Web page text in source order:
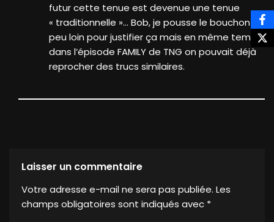
futur cette tenue est devenue une tenue
« traditionnelle »… Bob, je pousse le bouchon un
peu loin pour justifier ça mais en même temps
dans l’épisode FAMILY de TNG on pouvait déjà
reprocher des trucs similaires.
Laisser un commentaire
Votre adresse e-mail ne sera pas publiée. Les
champs obligatoires sont indiqués avec *
A
lt